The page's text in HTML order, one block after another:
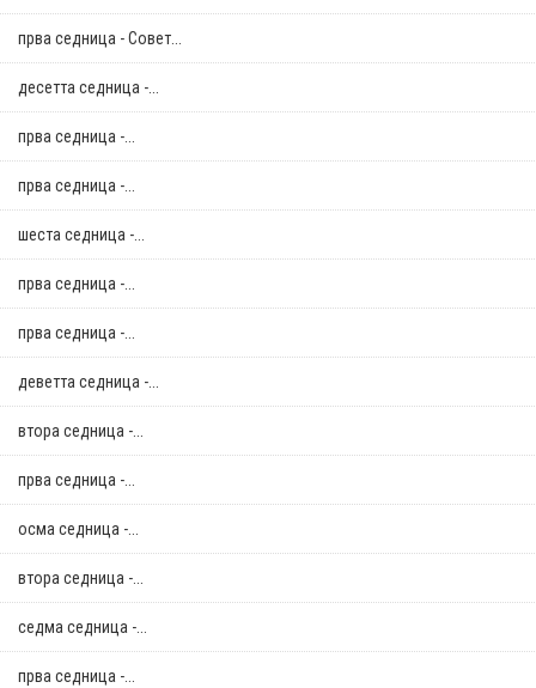
прва седница - Совет...
десетта седница -...
прва седница -...
прва седница -...
шеста седница -...
прва седница -...
прва седница -...
деветта седница -...
втора седница -...
прва седница -...
осма седница -...
втора седница -...
седма седница -...
прва седница -...